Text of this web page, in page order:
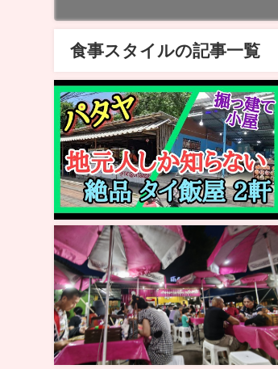
食事スタイルの記事一覧